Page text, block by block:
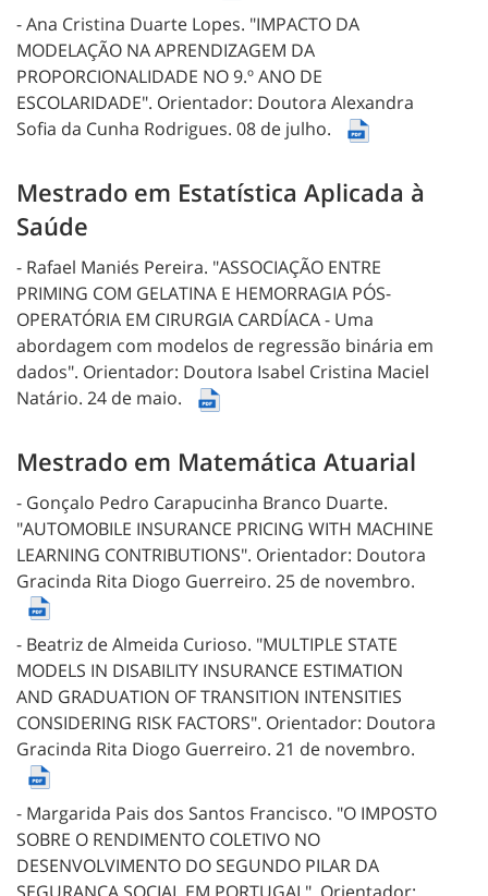
- Ana Cristina Duarte Lopes. "IMPACTO DA
MODELAÇÃO NA APRENDIZAGEM DA
PROPORCIONALIDADE NO 9.º ANO DE
ESCOLARIDADE". Orientador: Doutora Alexandra
Sofia da Cunha Rodrigues. 08 de julho.
Mestrado em Estatística Aplicada à
Saúde
- Rafael Maniés Pereira. "ASSOCIAÇÃO ENTRE
PRIMING COM GELATINA E HEMORRAGIA PÓS-
OPERATÓRIA EM CIRURGIA CARDÍACA - Uma
abordagem com modelos de regressão binária em
dados". Orientador: Doutora Isabel Cristina Maciel
Natário. 24 de maio.
Mestrado em Matemática Atuarial
- Gonçalo Pedro Carapucinha Branco Duarte.
"AUTOMOBILE INSURANCE PRICING WITH MACHINE
LEARNING CONTRIBUTIONS". Orientador: Doutora
Gracinda Rita Diogo Guerreiro. 25 de novembro.
- Beatriz de Almeida Curioso. "MULTIPLE STATE
MODELS IN DISABILITY INSURANCE ESTIMATION
AND GRADUATION OF TRANSITION INTENSITIES
CONSIDERING RISK FACTORS". Orientador: Doutora
Gracinda Rita Diogo Guerreiro. 21 de novembro.
- Margarida Pais dos Santos Francisco. "O IMPOSTO
SOBRE O RENDIMENTO COLETIVO NO
DESENVOLVIMENTO DO SEGUNDO PILAR DA